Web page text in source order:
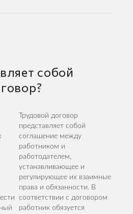
собой
Трудовой договор
представляет собой
соглашение между
работником и
работодателем,
устанавливающее и
регулирующее их взаимные
права и обязанности. В
соответствии с договором
работник обязуется